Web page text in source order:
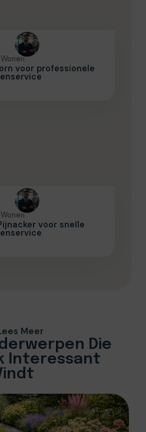
Wonen
voor professionele
Wonen
voor snelle
Meer
Die
Interessant